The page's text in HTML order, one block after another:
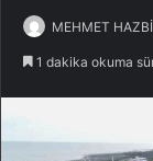
MEHMET
1 dakika okuma